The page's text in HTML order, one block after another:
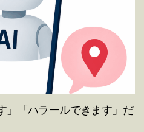
」「ハラールできます」だ